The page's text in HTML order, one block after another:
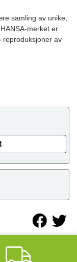
samling av unike,
merket er
reproduksjoner av